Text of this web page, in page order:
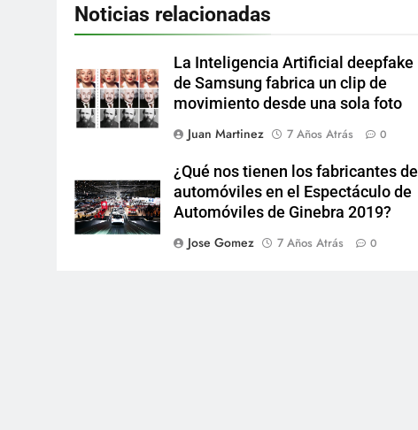
Noticias relacionadas
La Inteligencia Artificial deepfake
de Samsung fabrica un clip de
movimiento desde una sola foto
Juan Martinez
7 Años Atrás 0
¿Qué nos tienen los fabricantes de
automóviles en el Espectáculo de
Automóviles de Ginebra 2019?
Jose Gomez
7 Años Atrás 0